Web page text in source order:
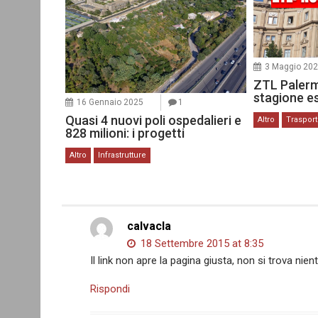
16 Gennaio 2025 1
Quasi 4 nuovi poli ospedalieri e
828 milioni: i progetti
Altro Infrastrutture
3 Maggio
ZTL
stagione
Altro
calvacla
18 Settembre 2015 at 8:35
Il link non apre la pagina giusta, non si trova
Rispondi